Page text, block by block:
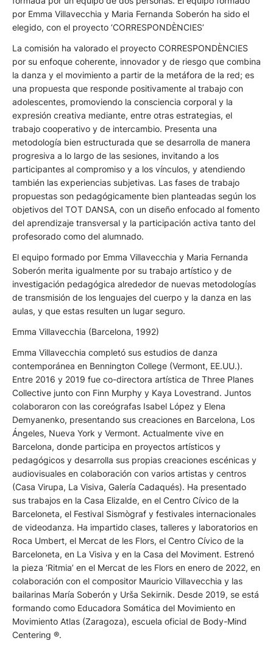
por Emma Villavecchia y Maria Fernanda Soberón ha sido el
elegido, con el proyecto ‘CORRESPONDÈNCIES’
La comisión ha valorado el proyecto CORRESPONDÈNCIES
por su enfoque coherente, innovador y de riesgo que combina
la danza y el movimiento a partir de la metáfora de la red; es
una propuesta que responde positivamente al trabajo con
adolescentes, promoviendo la consciencia corporal y la
expresión creativa mediante, entre otras estrategias, el
trabajo cooperativo y de intercambio. Presenta una
metodología bien estructurada que se desarrolla de manera
progresiva a lo largo de las sesiones, invitando a los
participantes al compromiso y a los vínculos, y atendiendo
también las experiencias subjetivas. Las fases de trabajo
propuestas son pedagógicamente bien planteadas según los
objetivos del TOT DANSA, con un diseño enfocado al fomento
del aprendizaje transversal y la participación activa tanto del
profesorado como del alumnado.
El equipo formado por Emma Villavecchia y Maria Fernanda
Soberón merita igualmente por su trabajo artístico y de
investigación pedagógica alrededor de nuevas metodologías
de transmisión de los lenguajes del cuerpo y la danza en las
aulas, y que estas resulten un lugar seguro.
Emma Villavecchia (Barcelona, 1992)
Emma Villavecchia completó sus estudios de danza
contemporánea en Bennington College (Vermont, EE.UU.).
Entre 2016 y 2019 fue co-directora artística de Three Planes
Collective junto con Finn Murphy y Kaya Lovestrand. Juntos
colaboraron con las coreógrafas Isabel López y Elena
Demyanenko, presentando sus creaciones en Barcelona, Los
Ángeles, Nueva York y Vermont. Actualmente vive en
Barcelona, donde participa en proyectos artísticos y
pedagógicos y desarrolla sus propias creaciones escénicas y
audiovisuales en colaboración con varios artistas y centros
(Casa Virupa, La Visiva, Galería Cadaqués). Ha presentado
sus trabajos en la Casa Elizalde, en el Centro Cívico de la
Barceloneta, el Festival Sismògraf y festivales internacionales
de videodanza. Ha impartido clases, talleres y laboratorios en
Roca Umbert, el Mercat de les Flors, el Centro Cívico de la
Barceloneta, en La Visiva y en la Casa del Moviment. Estrenó
la pieza ‘Ritmia’ en el Mercat de les Flors en enero de 2022, en
colaboración con el compositor Mauricio Villavecchia y las
bailarinas María Soberón y Urša Sekirnik. Desde 2019, se está
formando como Educadora Somática del Movimiento en
Movimiento Atlas (Zaragoza), escuela oficial de Body-Mind
Centering ®.